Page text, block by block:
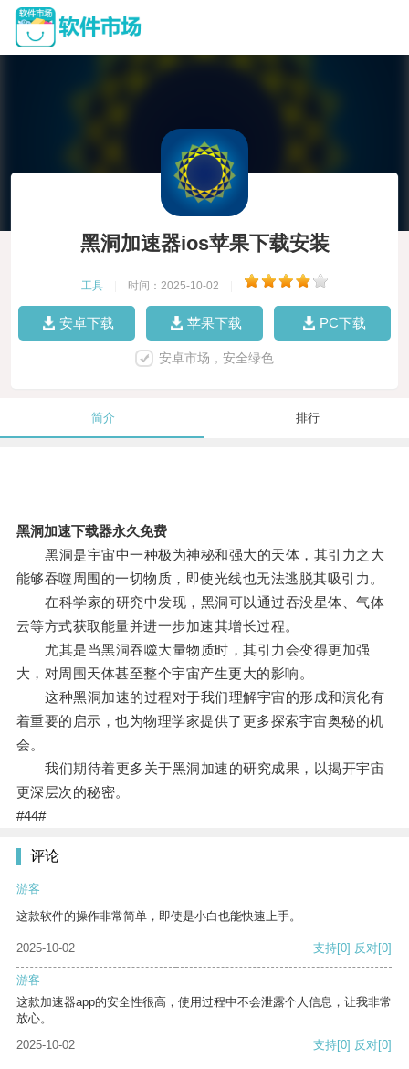
黑洞加速器ios苹果下载安装
工具 时间：2025-10-02
安卓下载 苹果下载 PC下载
安卓市场，安全绿色
简介 排行
黑洞加速下载器永久免费
黑洞是宇宙中一种极为神秘和强大的天体，其引力之大
能够吞噬周围的一切物质，即使光线也无法逃脱其吸引力。
在科学家的研究中发现，黑洞可以通过吞没星体、气体
云等方式获取能量并进一步加速其增长过程。
尤其是当黑洞吞噬大量物质时，其引力会变得更加强
大，对周围天体甚至整个宇宙产生更大的影响。
这种黑洞加速的过程对于我们理解宇宙的形成和演化有
着重要的启示，也为物理学家提供了更多探索宇宙奥秘的机
会。
我们期待着更多关于黑洞加速的研究成果，以揭开宇宙
更深层次的秘密。
#44#
评论
游客
这款软件的操作非常简单，即使是小白也能快速上手。
2025-10-02 支持[0] 反对[0]
游客
这款加速器app的安全性很高，使用过程中不会泄露个人信息，让我非常
放心。
2025-10-02
支持[0] 反对[0]